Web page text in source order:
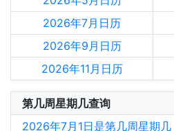
2026年7月日历
2026年9月日历
2026年11月日历
第几周星期几查询
2026年7月1日是第几周星期几